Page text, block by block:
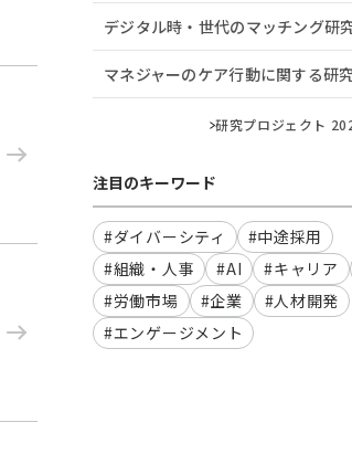
デジタル時・世代のマッチング研
マネジャーのケア行動に関する研
研究プロジェクト
注目のキーワード
#ダイバーシティ
#中途採用
#組織・人事
#AI #キャリア
#労働市場
#企業
#人材開発
#エンゲージメント